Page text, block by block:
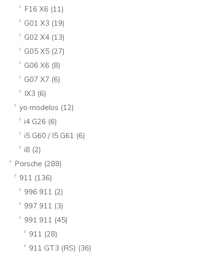
F16 X6 (11)
G01 X3 (19)
G02 X4 (13)
G05 X5 (27)
G06 X6 (8)
G07 X7 (6)
IX3 (6)
yo modelos (12)
i4 G26 (6)
i5 G60 / I5 G61 (6)
i8 (2)
Porsche (288)
911 (136)
996 911 (2)
997 911 (3)
991 911 (45)
911 (28)
911 GT3 (RS) (36)